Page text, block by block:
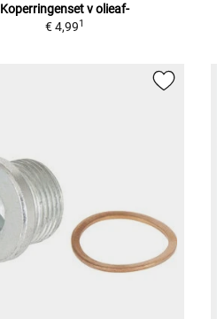
Koperringenset v olieaf-
€ 4,991